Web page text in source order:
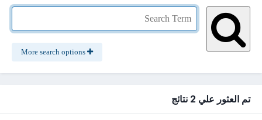
تم العثور علي 2 نتائج